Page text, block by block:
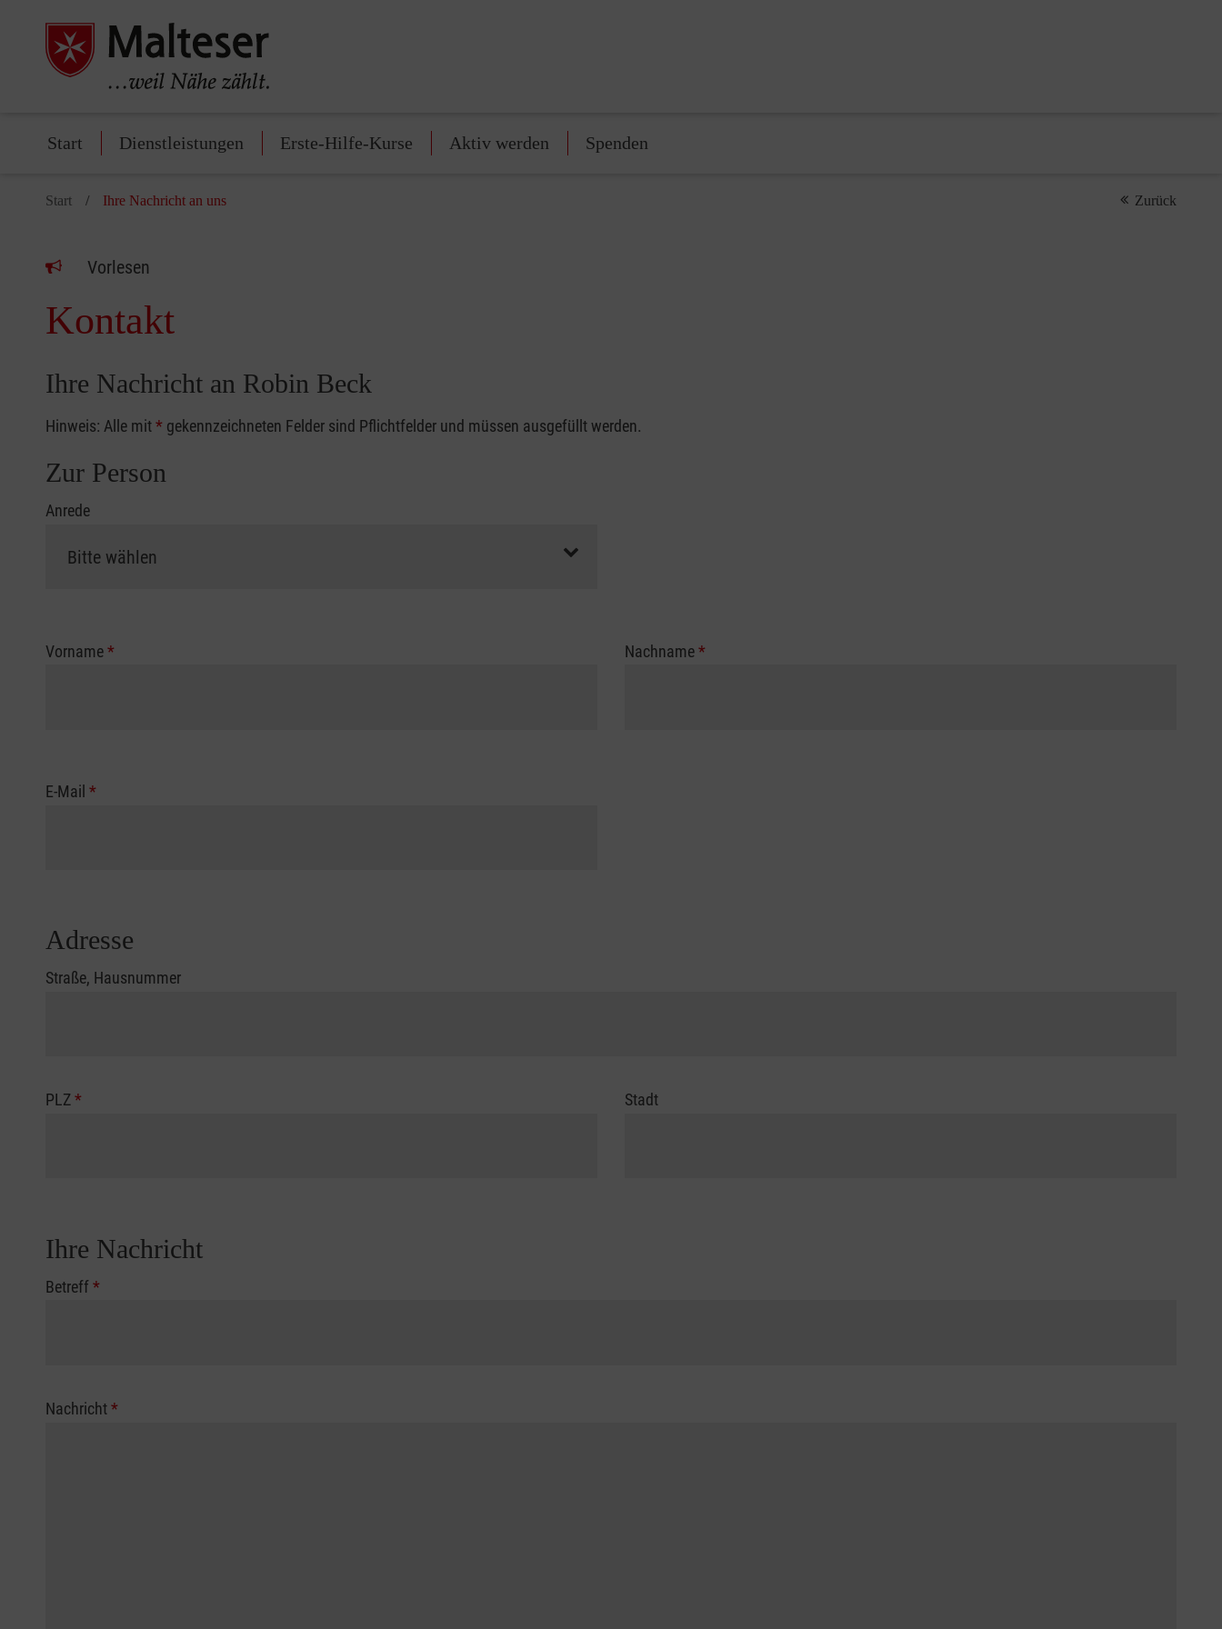
Start Dienstleistungen Erste-Hilfe-Kurse Aktiv werden Spenden
Start Ihre Nachricht an uns Zurück
Vorlesen
Kontakt
Ihre Nachricht an Robin Beck
Hinweis: Alle mit* gekennzeichneten Felder sind Pflichtfelder und müssen ausgefüllt werden.
Zur Person
Anrede
Vorname* Nachname*
E-Mail *
Adresse
Straße, Hausnummer
PLZ* Stadt
Ihre Nachricht
Betreff*
Nachricht*